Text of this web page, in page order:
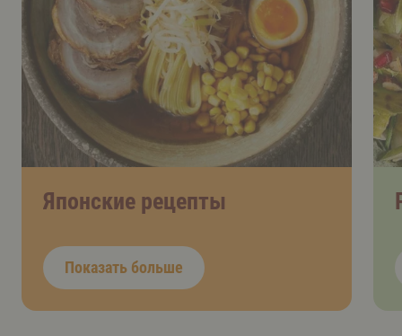
Японские рецепты
Показать больше